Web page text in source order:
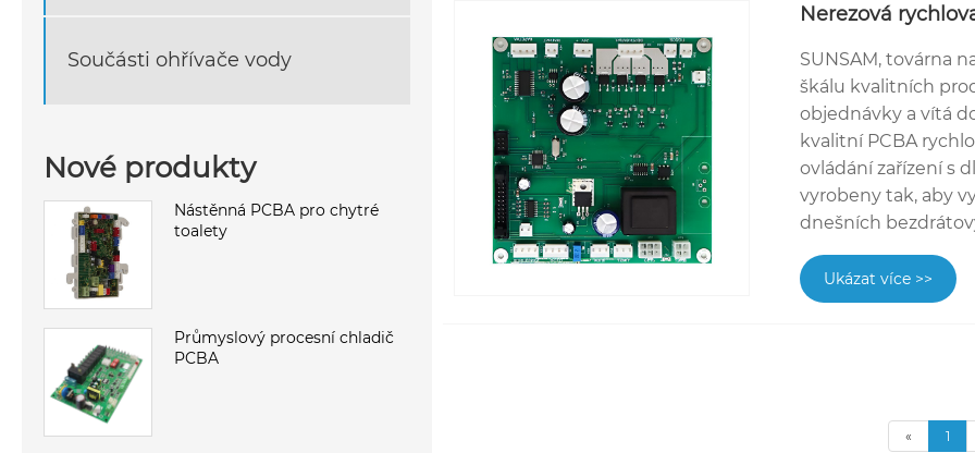
Součásti ohřívače vody
Nové produkty
Nástěnná PCBA pro chytré
toalety
Průmyslový procesní chladič
PCBA
Nerezová
SUNSAM, továrna
škálu kvalitních
objednávky a vítá
kvalitní PCBA
ovládání zařízení s
vyrobeny tak, aby
dnešních
Ukázat více >>
« 1